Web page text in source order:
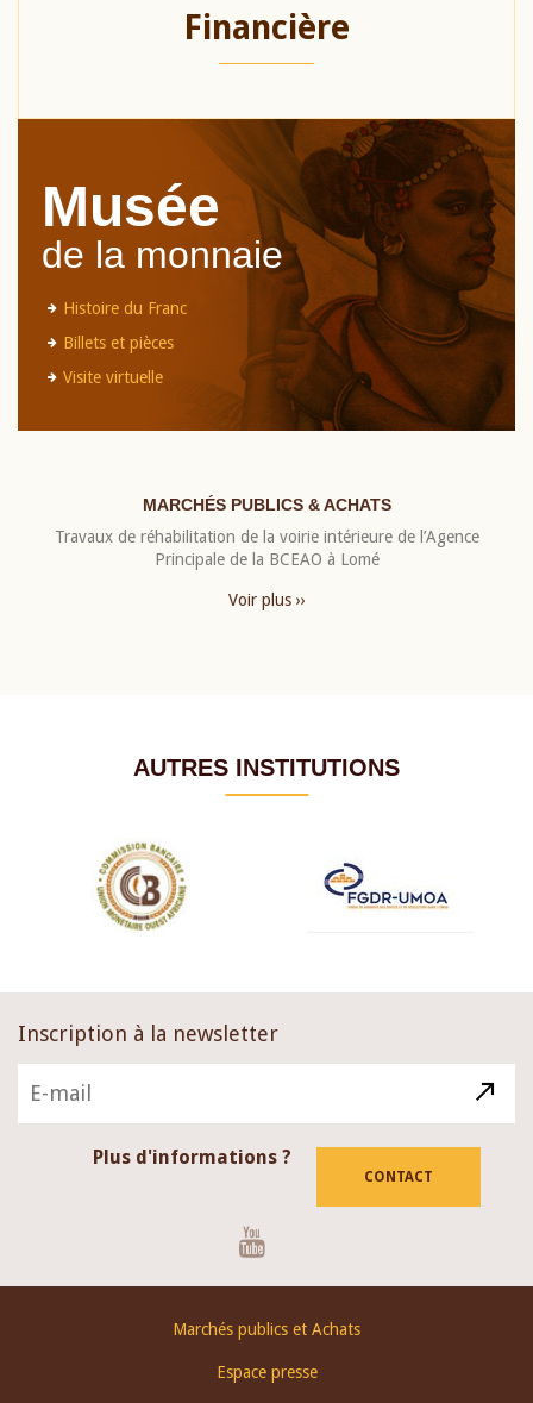
Financière
Musée
de la monnaie
Histoire du Franc
Billets et pièces
Visite virtuelle
MARCHÉS PUBLICS & ACHATS
Travaux de réhabilitation de la voirie intérieure de l’Agence
Principale de la BCEAO à Lomé
Voir plus ››
AUTRES INSTITUTIONS
Inscription à la newsletter
Plus d'informations ?
CONTACT
Marchés publics et Achats
Espace presse